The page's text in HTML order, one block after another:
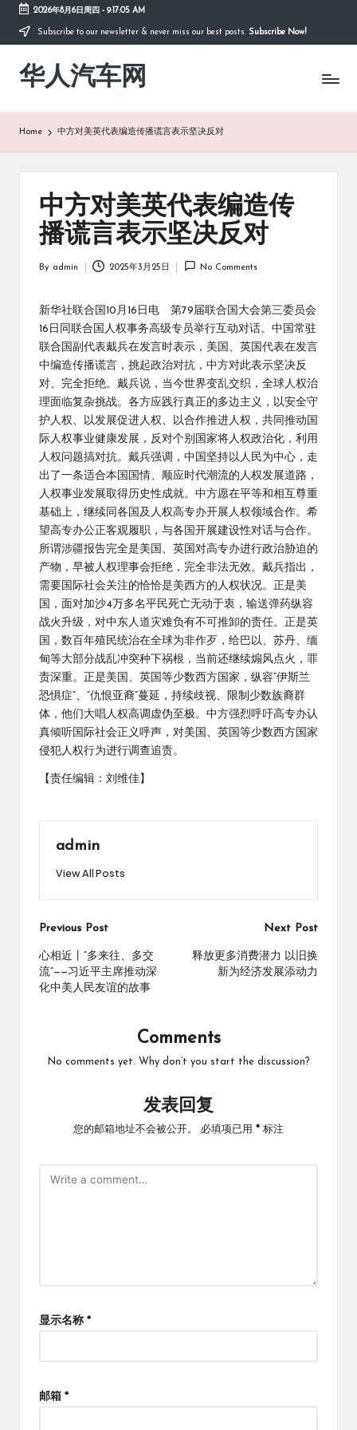
Skip
content
2026年8月6日周四 - 9:17:05 AM
Subscribe to our newsletter & never miss our best posts. Subscribe Now!
华人汽车网
Home 中方对美英代表编造传播谎言表示坚决反对
中方对美英代表编造传
播谎言表示坚决反对
By admin 2025年3月25日 No Comments
新华社联合国10月16日电 第79届联合国大会第三委员会
16日同联合国人权事务高级专员举行互动对话。中国常驻
联合国副代表戴兵在发言时表示，美国、英国代表在发言
中编造传播谎言，挑起政治对抗，中方对此表示坚决反
对、完全拒绝。戴兵说，当今世界变乱交织，全球人权治
理面临复杂挑战。各方应践行真正的多边主义，以安全守
护人权、以发展促进人权、以合作推进人权，共同推动国
际人权事业健康发展，反对个别国家将人权政治化，利用
人权问题搞对抗。戴兵强调，中国坚持以人民为中心，走
出了一条适合本国国情、顺应时代潮流的人权发展道路，
人权事业发展取得历史性成就。中方愿在平等和相互尊重
基础上，继续同各国及人权高专办开展人权领域合作。希
望高专办公正客观履职，与各国开展建设性对话与合作。
所谓涉疆报告完全是美国、英国对高专办进行政治胁迫的
产物，早被人权理事会拒绝，完全非法无效。戴兵指出，
需要国际社会关注的恰恰是美西方的人权状况。正是美
国，面对加沙4万多名平民死亡无动于衷，输送弹药纵容
战火升级，对中东人道灾难负有不可推卸的责任。正是英
国，数百年殖民统治在全球为非作歹，给巴以、苏丹、缅
甸等大部分战乱冲突种下祸根，当前还继续煽风点火，罪
责深重。正是美国、英国等少数西方国家，纵容“伊斯兰
恐惧症”、“仇恨亚裔”蔓延，持续歧视、限制少数族裔群
体，他们大唱人权高调虚伪至极。中方强烈呼吁高专办认
真倾听国际社会正义呼声，对美国、英国等少数西方国家
侵犯人权行为进行调查追责。
【责任编辑：刘维佳】
admin
View All Posts
Post
navigation
Previous Post
心相近丨“多来往、多交
流”——习近平主席推动深
化中美人民友谊的故事
Next Post
释放更多消费潜力 以旧换
新为经济发展添动力
Comments
No comments yet. Why don’t you start the discussion?
发表回复
您的邮箱地址不会被公开。 必填项已用 * 标注
显示名称 *
邮箱 *